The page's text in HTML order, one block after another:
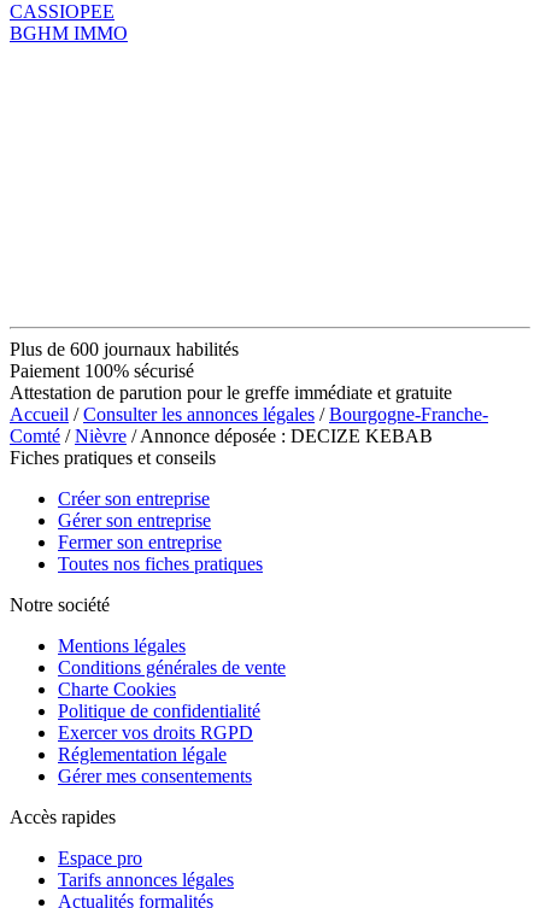
CASSIOPEE
BGHM IMMO
Plus de 600 journaux habilités
Paiement 100% sécurisé
Attestation de parution pour le greffe immédiate et gratuite
Accueil /Consulter les annonces légales /Bourgogne-Franche-
Comté /Nièvre / Annonce déposée : DECIZE KEBAB
Fiches pratiques et conseils
Créer son entreprise
Gérer son entreprise
Fermer son entreprise
Toutes nos fiches pratiques
Notre société
Mentions légales
Conditions générales de vente
Charte Cookies
Politique de confidentialité
Exercer vos droits RGPD
Réglementation légale
Gérer mes consentements
Accès rapides
Espace pro
Tarifs annonces légales
Actualités formalités